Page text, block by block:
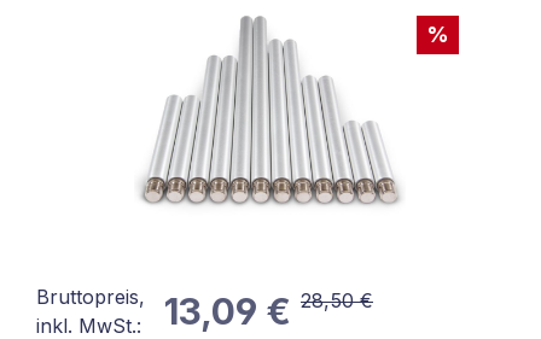
%
Bruttopreis,
inkl. MwSt.:
13,09 € 28,50 €